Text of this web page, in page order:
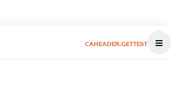
CAHEADER.GETTEST